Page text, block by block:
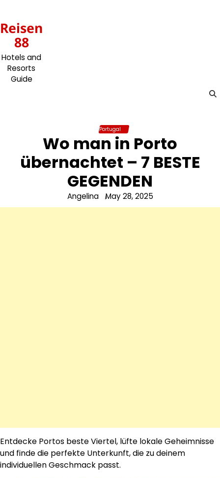
content
Reisen
88
Hotels and
Resorts
Guide
Portugal
Wo man in Porto
übernachtet – 7 BESTE
GEGENDEN
Angelina May 28, 2025
Entdecke Portos beste Viertel, lüfte lokale Geheimnisse
und finde die perfekte Unterkunft, die zu deinem
individuellen Geschmack passt.